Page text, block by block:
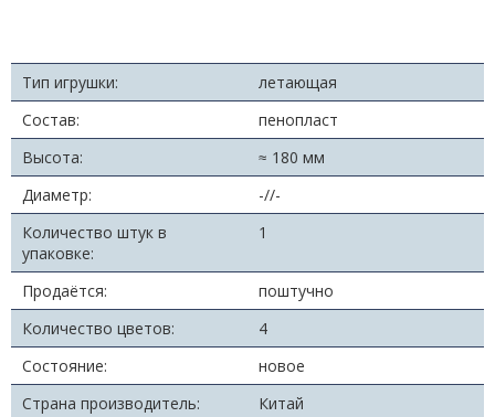
Тип игрушки:
летающая
Состав:
пенопласт
Высота:
≈ 180 мм
Диаметр:
-//-
Количество штук в
упаковке:
1
Продаётся:
поштучно
Количество цветов:
4
Состояние:
новое
Страна производитель:
Китай